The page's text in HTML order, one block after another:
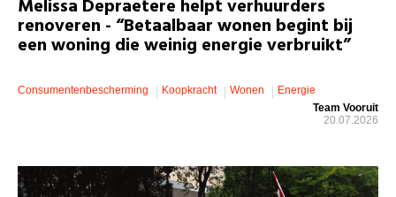
Melissa Depraetere helpt verhuurders
renoveren - “Betaalbaar wonen begint bij
een woning die weinig energie verbruikt”
Consumentenbescherming Koopkracht Wonen
Energie
Team Vooruit
20.07.2026